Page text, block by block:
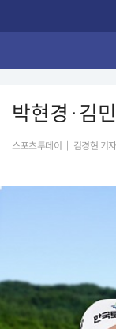
박현경·김
스포츠투데이 김경현 기자